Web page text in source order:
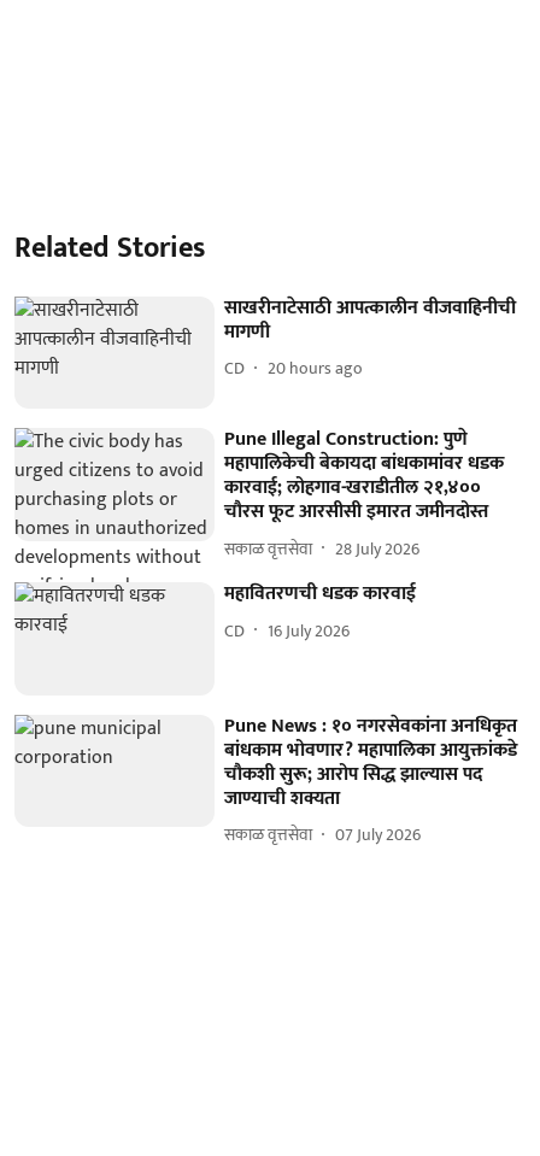
Related Stories
साखरीनाटेसाठी आपत्कालीन वीजवाहिनीची
मागणी
CD 20 hours ago
Pune Illegal Construction: पुणे
महापालिकेची बेकायदा बांधकामांवर धडक
कारवाई; लोहगाव-खराडीतील २१,४००
चौरस फूट आरसीसी इमारत जमीनदोस्त
सकाळ वृत्तसेवा 28 July 2026
महावितरणची धडक कारवाई
CD 16 July 2026
Pune News : १० नगरसेवकांना अनधिकृत
बांधकाम भोवणार? महापालिका आयुक्तांकडे
चौकशी सुरू; आरोप सिद्ध झाल्यास पद
जाण्याची शक्यता
सकाळ वृत्तसेवा 07 July 2026